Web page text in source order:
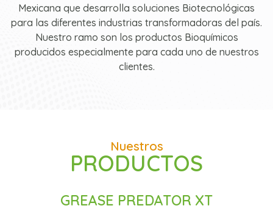
Mexicana que desarrolla soluciones Biotecnológicas
para las diferentes industrias transformadoras del país.
Nuestro ramo son los productos Bioquímicos
producidos especialmente para cada uno de nuestros
clientes.
Nuestros
PRODUCTOS
GREASE PREDATOR XT